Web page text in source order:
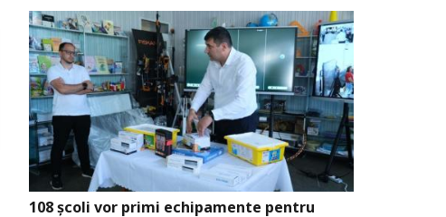
108 școli vor primi echipamente pentru